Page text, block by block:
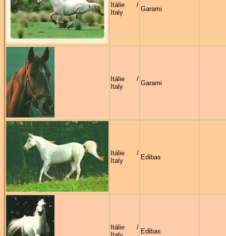
Itálie /
Italy
Garami
Itálie /
Italy
Garami
Itálie /
Italy
Edibas
Itálie /
Edibas